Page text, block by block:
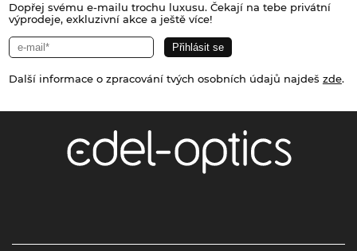
Dopřej svému e-mailu trochu luxusu. Čekají na tebe privátní
výprodeje, exkluzivní akce a ještě více!
Další informace o zpracování tvých osobních údajů najdeš zde.